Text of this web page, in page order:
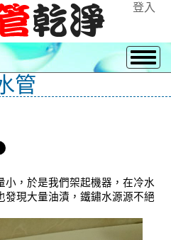
登入
管
小，於是我們架起機器，在冷水
發現大量油漬，鐵鏽水源源不絕